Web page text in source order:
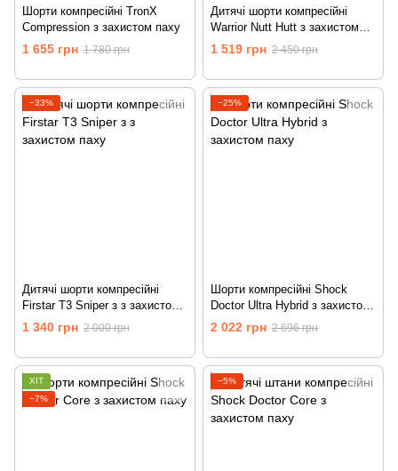
Шорти компресійні TronX
Compression з захистом паху
1 655 грн 1 780 грн
Дитячі шорти компресійні
Warrior Nutt Hutt з захистом
паху
1 519 грн 2 450 грн
−33%
Дитячі шорти компресійні
Firstar T3 Sniper з з захистом
паху
1 340 грн 2 000 грн
−25%
Шорти компресійні Shock
Doctor Ultra Hybrid з захистом
паху
2 022 грн 2 696 грн
ХІТ
−7%
−5%